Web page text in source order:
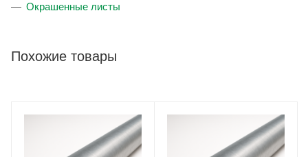
Окрашенные листы
Похожие товары